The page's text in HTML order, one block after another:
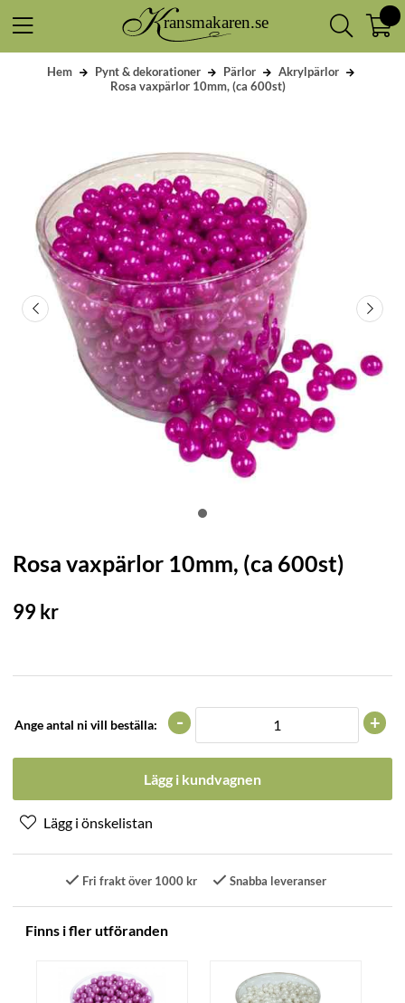
Hem Pynt & dekorationer Pärlor
Akrylpärlor
Rosa vaxpärlor 10mm, (ca 600st)
Rosa vaxpärlor 10mm, (ca 600st)
99kr
Ange antal ni vill beställa: +
-
Lägg i kundvagnen
Fri frakt över 1000 kr Snabba leveranser
Finns i fler utföranden